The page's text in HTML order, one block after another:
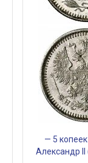
— 5
Александр